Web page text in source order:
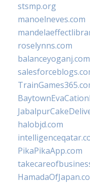
stsmp.org
manoelneves.com
roselynns.com
balanceyoganj.com
halobjd.com
PikaPikaApp.com